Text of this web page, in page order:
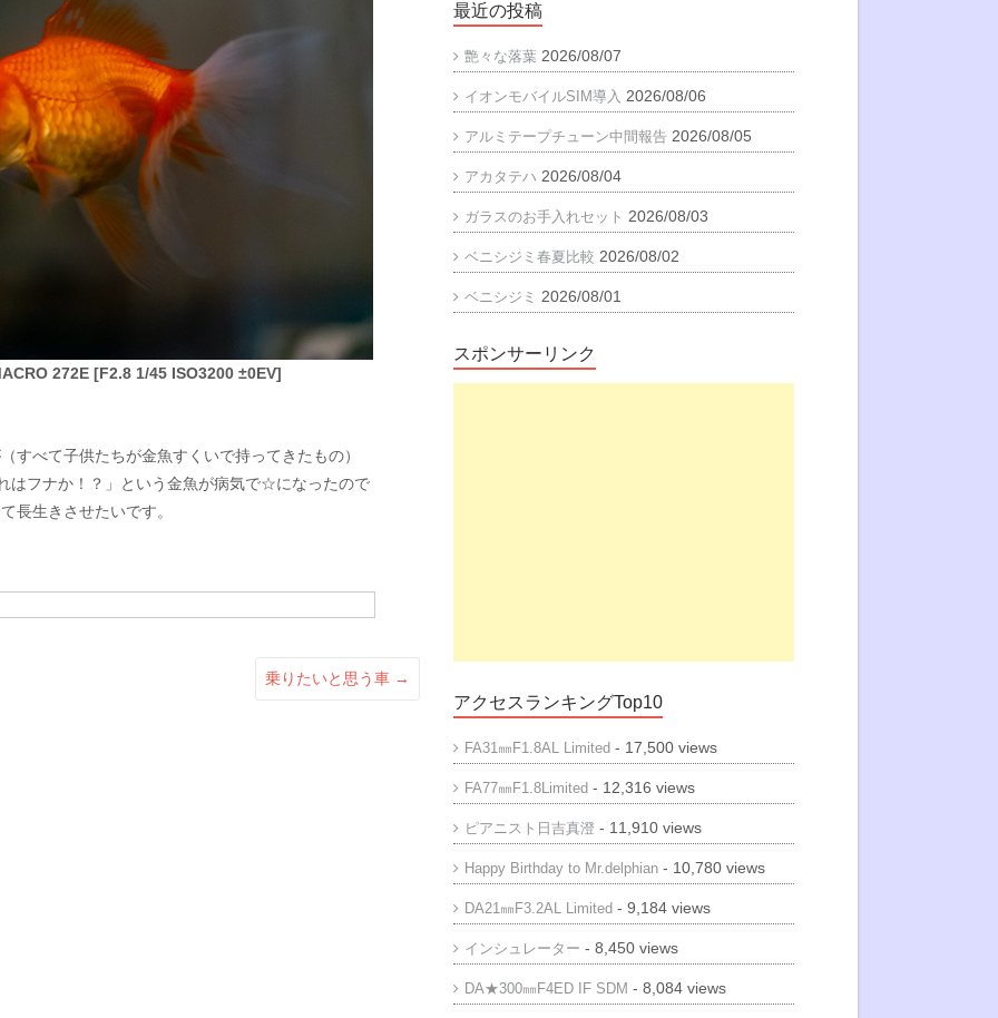
272E [F2.8 1/45 ISO3200 ±0EV]
すべて子供たちが金魚すくいで持ってきたもの）
はフナか！？」という金魚が病気で☆になったので
長生きさせたいです。
乗りたいと思う車 →
最近の投稿
艶々な落葉 2026/08/07
イオンモバイルSIM導入 2026/08/06
アルミテープチューン中間報告 2026/08/05
アカタテハ 2026/08/04
ガラスのお手入れセット 2026/08/03
ベニシジミ春夏比較 2026/08/02
ベニシジミ 2026/08/01
スポンサーリンク
アクセスランキングTop10
FA31㎜F1.8AL Limited - 17,500 views
FA77㎜F1.8Limited - 12,316 views
ピアニスト日吉真澄 - 11,910 views
Happy Birthday to Mr.delphian - 10,780 views
DA21㎜F3.2AL Limited - 9,184 views
インシュレーター - 8,450 views
DA★300㎜F4ED IF SDM - 8,084 views